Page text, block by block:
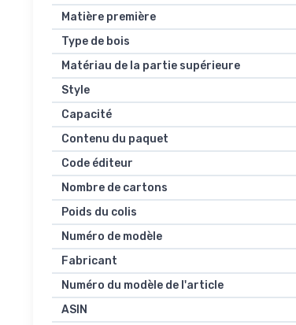
Matière première
Type de bois
Matériau de la partie supérieure
Style
Capacité
Contenu du paquet
Code éditeur
Nombre de cartons
Poids du colis
Numéro de modèle
Fabricant
Numéro du modèle de l'article
ASIN